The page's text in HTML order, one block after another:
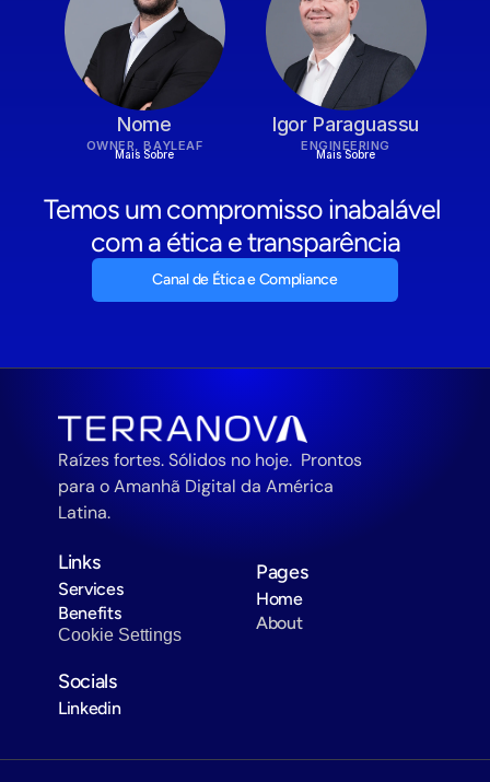
Nome
OWNER, BAYLEAF
Mais Sobre
Igor Paraguassu
ENGINEERING
Mais Sobre
Temos um compromisso inabalável
com a ética e transparência
Canal de Ética e Compliance
Raízes fortes. Sólidos no hoje.  Prontos
para o Amanhã Digital da América
Latina.
Links
Services
Benefits
Cookie Settings
Pages
Home
About
Socials
Linkedin